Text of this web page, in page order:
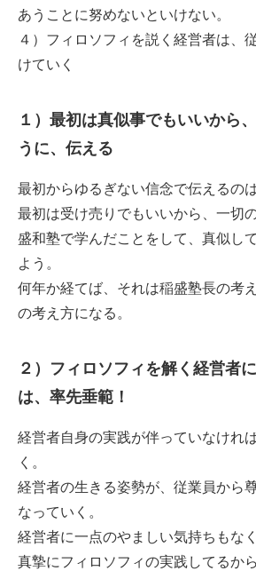
あうことに努めないといけない。
４）フィロソフィを説く経営者は、
けていく
１）最初は真似事でもいいから
うに、伝える
最初からゆるぎない信念で伝えるの
最初は受け売りでもいいから、一切
盛和塾で学んだことをして、真似し
よう。
何年か経てば、それは稲盛塾長の考
の考え方になる。
２）フィロソフィを解く経営者
は、率先垂範！
経営者自身の実践が伴っていなけれ
く。
経営者の生きる姿勢が、従業員から
なっていく。
経営者に一点のやましい気持ちもなく
真摯にフィロソフィの実践してるか